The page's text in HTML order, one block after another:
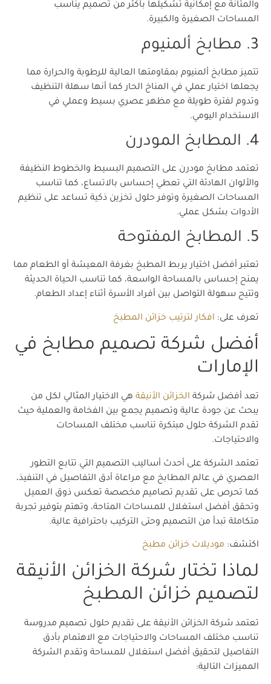
والمتانة مع إمكانية تشكيلها بأكثر من تصميم يناسب
المساحات الصغيرة والكبيرة.
3. مطابخ ألمنيوم
تتميز مطابخ ألمنيوم بمقاومتها العالية للرطوبة والحرارة مما
يجعلها اختيار عملي في المناخ الحار كما أنها سهلة التنظيف
وتدوم لفترة طويلة مع مظهر عصري بسيط وعملي في
الاستخدام اليومي.
4. المطابخ المودرن
تعتمد مطابخ مودرن على التصميم البسيط والخطوط النظيفة
والألوان الهادئة التي تعطي إحساس بالاتساع، كما تناسب
المساحات الصغيرة وتوفر حلول تخزين ذكية تساعد على تنظيم
الأدوات بشكل عملي.
5. المطابخ المفتوحة
تعتبر أفضل اختيار يربط المطبخ بغرفة المعيشة أو الطعام مما
يمنح إحساس بالمساحة الواسعة، كما تناسب الحياة الحديثة
وتتيح سهولة التواصل بين أفراد الأسرة أثناء إعداد الطعام.
تعرف على: افكار لترتيب خزائن المطبخ
أفضل شركة تصميم مطابخ في
الإمارات
تعد أفضل شركة الخزائن الأنيقة هي الاختيار المثالي لكل من
يبحث عن جودة عالية وتصميم يجمع بين الفخامة والعملية حيث
تقدم الشركة حلول مبتكرة تناسب مختلف المساحات
والاحتياجات.
تعتمد الشركة على أحدث أساليب التصميم التي تتابع التطور
العصري في عالم المطابخ مع مراعاة أدق التفاصيل في التنفيذ،
كما تحرص على تقديم تصاميم مخصصة تعكس ذوق العميل
وتحقق أفضل استغلال للمساحات المتاحة، وتهتم بتوفير تجربة
متكاملة تبدأ من التصميم وحتى التركيب باحترافية عالية.
اكتشف: موديلات خزائن مطبخ
لماذا تختار شركة الخزائن الأنيقة
لتصميم خزائن المطبخ
تعتمد شركة الخزائن الأنيقة على تقديم حلول تصميم مدروسة
تناسب مختلف المساحات والاحتياجات مع الاهتمام بأدق
التفاصيل لتحقيق أفضل استغلال للمساحة وتقدم الشركة
المميزات التالية: